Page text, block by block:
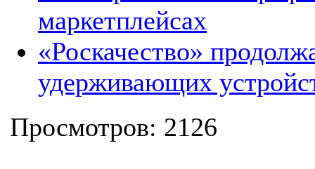
маркетплейсах
«Роскачество»
удерживающих
Просмотров: 2126